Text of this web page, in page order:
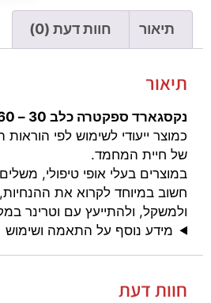
תיאור חוות דעת (0)
תיאור
נקסגארד ספקטרה כלב 30 – 60 ק"ג
כמוצר ייעודי לשימוש לפי
של חיית המחמד.
במוצרים בעלי אופי טיפולי,
חשוב במיוחד לקרוא את
ולמשקל, ולהתייעץ עם וטרינר
מידע נוסף על התאמה ושימוש
חוות דעת